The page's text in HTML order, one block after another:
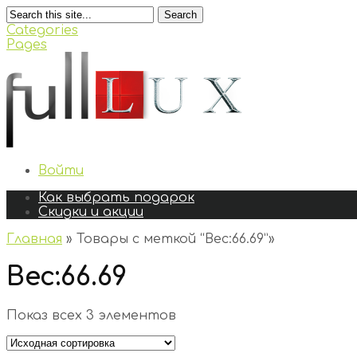
Search
Categories
Pages
Войти
Как выбрать подарок
Скидки и акции
Главная » Товары с меткой “Вес:66.69”»
Вес:66.69
Показ всех 3 элементов